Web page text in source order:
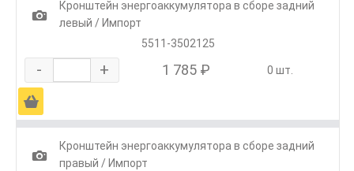
1
Кронштейн энергоаккумулятора в сборе задний
левый / Импорт
5511-3502125
- + 1 785 ₽ 0 шт.
Ä
1
Кронштейн энергоаккумулятора в сборе задний
правый / Импорт